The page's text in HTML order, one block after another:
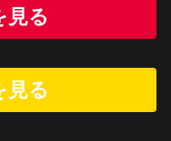
見る
見る